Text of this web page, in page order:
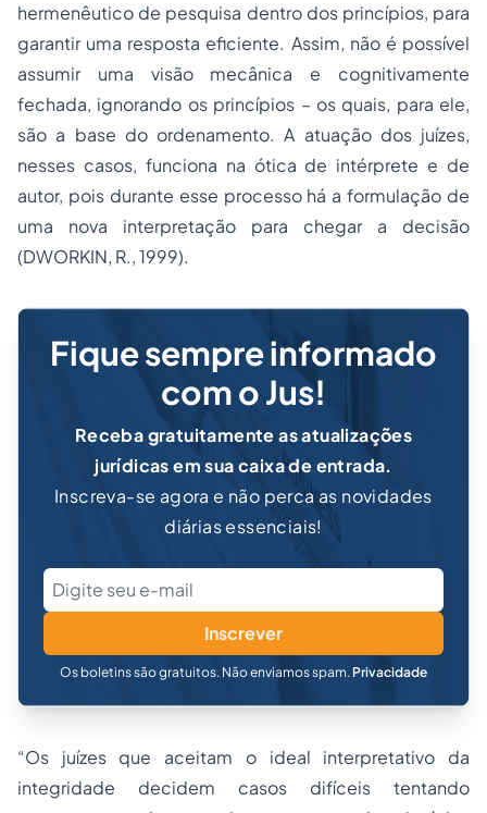
hermenêutico de pesquisa dentro dos princípios, para
garantir uma resposta eficiente. Assim, não é possível
assumir uma visão mecânica e cognitivamente
fechada, ignorando os princípios – os quais, para ele,
são a base do ordenamento. A atuação dos juízes,
nesses casos, funciona na ótica de intérprete e de
autor, pois durante esse processo há a formulação de
uma nova interpretação para chegar a decisão
(DWORKIN, R., 1999).
Fique sempre informado
com o Jus!
Receba gratuitamente as atualizações
jurídicas em sua caixa de entrada.
Inscreva-se agora e não perca as novidades
diárias essenciais!
Inscrever
Os boletins são gratuitos. Não enviamos spam. Privacidade
“Os juízes que aceitam o ideal interpretativo da
integridade decidem casos difíceis tentando